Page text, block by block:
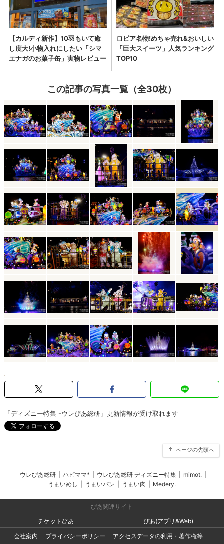
この記事の写真一覧（全30枚）
「ディズニー特集 -ウレぴあ総研」更新情報が受け取れます
ページの先頭へ
ウレぴあ総研 ハピママ* ウレぴあ総研 ディズニー特集 mimot.
うまいめし
うまいパン うまい肉 Medery.
ぴあ関連サイト
チケットぴあ
ぴあ(アプリ&Web)
会社案内
プライバシーポリシー アクセスデータの利用・著作権等